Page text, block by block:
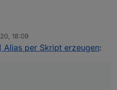
aus dem ersten Beitrag
18:09
Alias per Skript erzeugen: